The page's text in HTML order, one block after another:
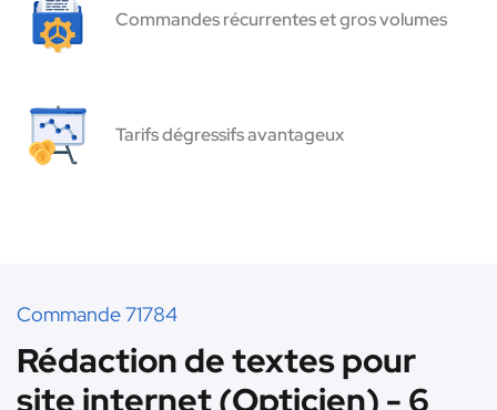
Commandes récurrentes et gros volumes
Tarifs dégressifs avantageux
Commande 71784
Rédaction de textes pour
site internet (Opticien) - 6